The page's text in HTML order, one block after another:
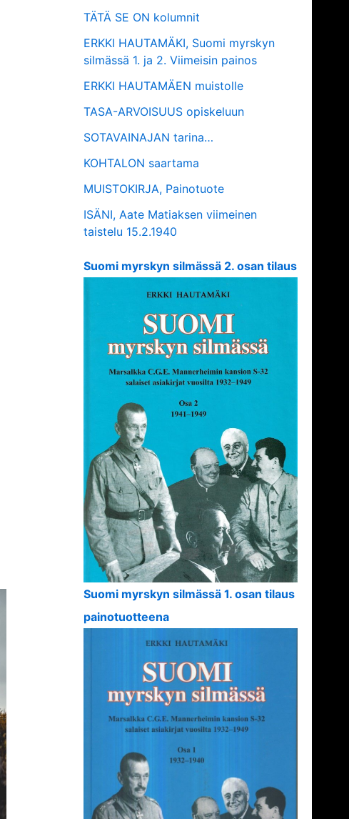
TÄTÄ SE ON kolumnit
ERKKI HAUTAMÄKI, Suomi myrskyn
silmässä 1. ja 2. Viimeisin painos
ERKKI HAUTAMÄEN muistolle
TASA-ARVOISUUS opiskeluun
SOTAVAINAJAN tarina…
KOHTALON saartama
MUISTOKIRJA, Painotuote
ISÄNI, Aate Matiaksen viimeinen
taistelu 15.2.1940
Suomi myrskyn silmässä 2. osan tilaus
Suomi myrskyn silmässä 1. osan tilaus
painotuotteena